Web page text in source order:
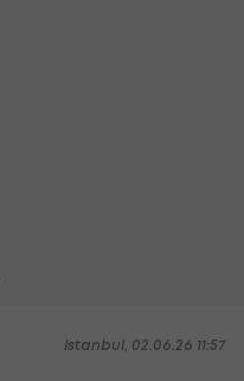
Istanbul, 02.06.26 11:57